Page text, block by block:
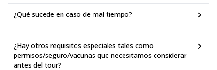
¿Qué sucede en caso de mal tiempo?
¿Hay otros requisitos especiales tales como
permisos/seguro/vacunas que necesitamos considerar
antes del tour?